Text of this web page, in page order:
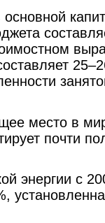
место в
почти
энергии с